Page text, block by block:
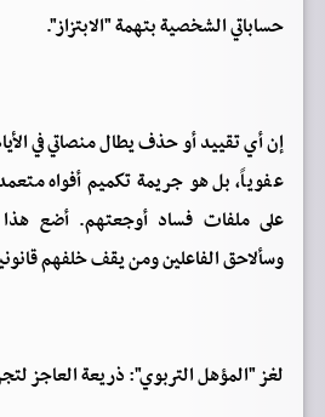
حساباتي الشخصية بتهمة "الابتزاز".
إن أي تقييد أو حذف يطال منصاتي في
عفوياً، بل هو جريمة تكميم أفواه
على ملفات فساد أوجعتهم. أضع هذا
وسألاحق الفاعلين ومن يقف خلفهم
لغز "المؤهل التربوي": ذريعة العاجز